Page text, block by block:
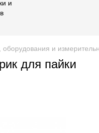
оборудования и
для пайки